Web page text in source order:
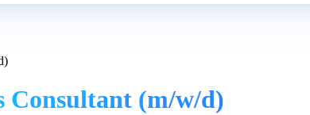
Consultant (m/w/d)